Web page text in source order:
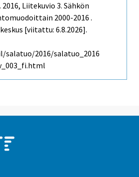
2016, Liitekuvio 3. Sähkön
2000-2016 .
[viitattu: 6.8.2026].
2016/salatuo_2016